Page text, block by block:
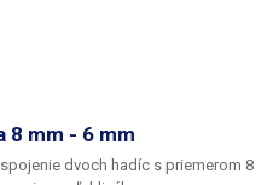
8 mm - 6 mm
dvoch hadíc s priemerom 8